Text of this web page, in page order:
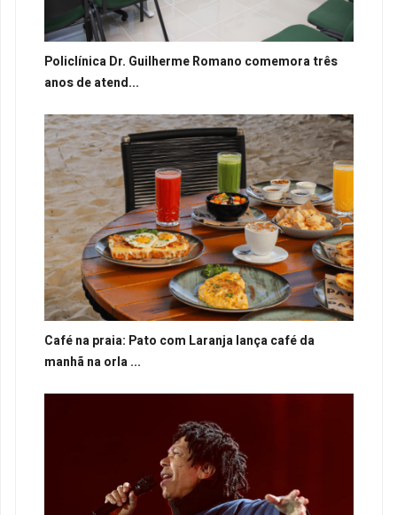
Policlínica Dr. Guilherme Romano comemora três
anos de atend...
Café na praia: Pato com Laranja lança café da
manhã na orla ...